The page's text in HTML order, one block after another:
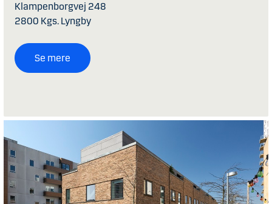
Klampenborgvej 248
2800 Kgs. Lyngby
Se mere